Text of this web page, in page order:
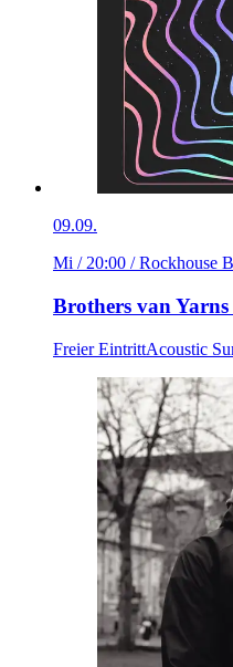
09.09.
Mi / 20:00 / Rockhouse
Brothers van
Freier EintrittAcoustic